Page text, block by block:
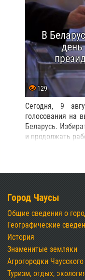
В
день
129
Сегодня, 9
голосования на
Беларусь.
и продолжать
Город Чаусы
Общие сведения о
Географические
История
Знаменитые земляки
Агрогородки
Туризм, отдых,